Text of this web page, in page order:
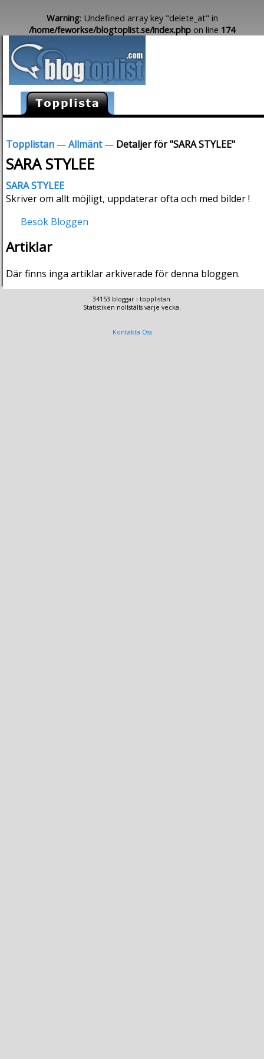
Warning: Undefined array key "delete_at" in
/home/feworkse/blogtoplist.se/index.php on line 174
Topplistan —Allmänt— Detaljer för "SARA STYLEE"
SARA STYLEE
SARA STYLEE
Skriver om allt möjligt, uppdaterar ofta och med bilder !
Besök Bloggen
Artiklar
Där finns inga artiklar arkiverade för denna bloggen.
34153 bloggar i topplistan.
Statistiken nollställs varje vecka.
Kontakta Oss